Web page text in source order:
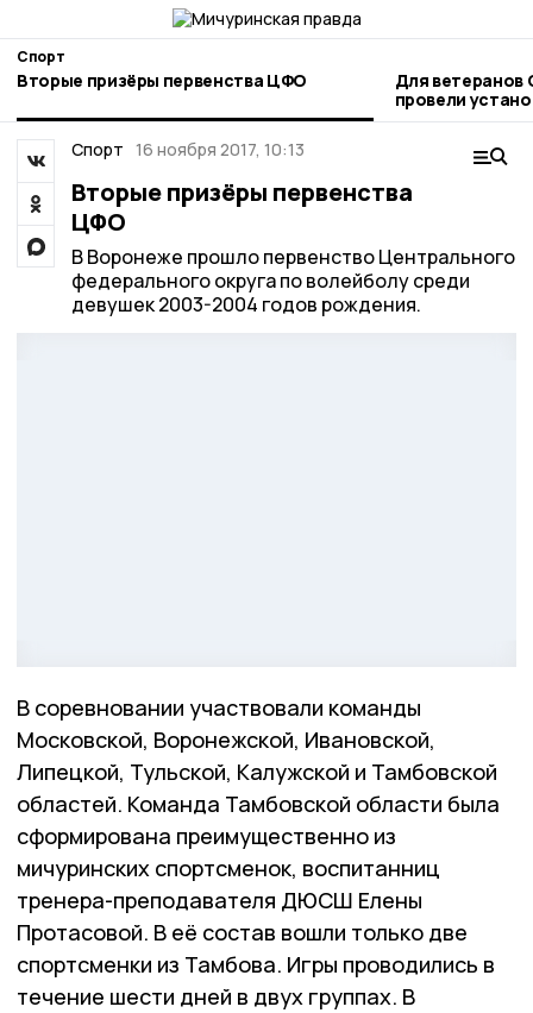
Спорт
Вторые призёры первенства ЦФО
Для ветеранов
провели
следж-хоккею
Спорт 16 ноября 2017, 10:13
Вторые призёры первенства
ЦФО
В Воронеже прошло первенство Центрального
федерального округа по волейболу среди
девушек 2003-2004 годов рождения.
В соревновании участвовали команды
Московской, Воронежской, Ивановской,
Липецкой, Тульской, Калужской и Тамбовской
областей. Команда Тамбовской области была
сформирована преимущественно из
мичуринских спортсменок, воспитанниц
тренера-преподавателя ДЮСШ Елены
Протасовой. В её состав вошли только две
спортсменки из Тамбова. Игры проводились в
течение шести дней в двух группах. В